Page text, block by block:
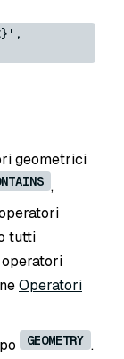
geometrici
,
tutti
Operatori
GEOMETRY .